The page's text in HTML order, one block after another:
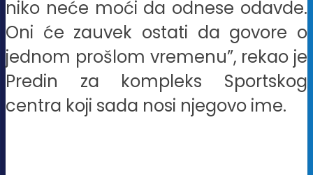
niko neće moći da odnese odavde.
Oni će zauvek ostati da govore o
jednom prošlom vremenu”, rekao je
Predin za kompleks Sportskog
centra koji sada nosi njegovo ime.